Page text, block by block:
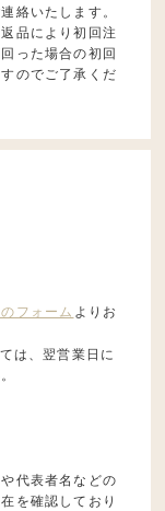
絡いたします。
品により初回注
った場合の初回
のでご了承くだ
フォーム よりお
は、翌営業日に
代表者名などの
を確認しており